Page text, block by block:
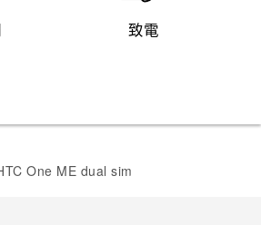
致電
One ME dual sim‎